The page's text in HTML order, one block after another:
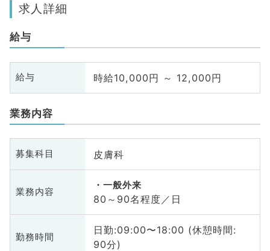
求人詳細
給与
給与 時給10,000円 ～ 12,000円
業務内容
募集科目 皮膚科
業務内容
一般外来
80～90名程度／日
勤務時間
日勤:09:00〜18:00 (休憩時間:
90分)